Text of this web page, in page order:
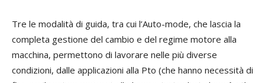
Tre le modalità di guida, tra cui l’Auto-mode, che lascia la
completa gestione del cambio e del regime motore alla
macchina, permettono di lavorare nelle più diverse
condizioni, dalle applicazioni alla Pto (che hanno necessità di